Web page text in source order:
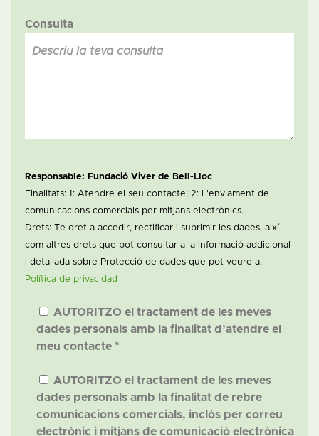
Consulta
Responsable: Fundació Viver de Bell-Lloc
Finalitats: 1: Atendre el seu contacte; 2: L'enviament de
comunicacions comercials per mitjans electrònics.
Drets: Te dret a accedir, rectificar i suprimir les dades, així
com altres drets que pot consultar a la informació addicional
i detallada sobre Protecció de dades que pot veure a:
Política de privacidad
AUTORITZO el tractament de les meves
dades personals amb la finalitat d’atendre el
meu contacte *
AUTORITZO el tractament de les meves
dades personals amb la finalitat de rebre
comunicacions comercials, inclòs per correu
electrònic i mitjans de comunicació electrònica